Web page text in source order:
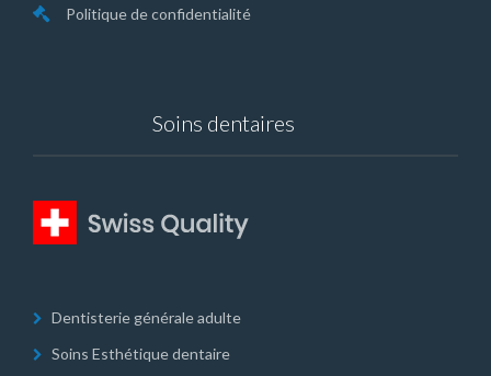
Politique de confidentialité
Soins dentaires
Dentisterie générale adulte
Soins Esthétique dentaire